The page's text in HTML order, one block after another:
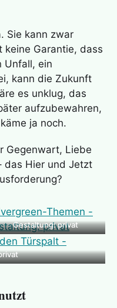
Sie kann zwar
Garantie, dass
Unfall, ein
kann die Zukunft
es unklug, das
aufzubewahren,
ja noch.
Gegenwart, Liebe
das Hier und Jetzt
Gestaltung: privat